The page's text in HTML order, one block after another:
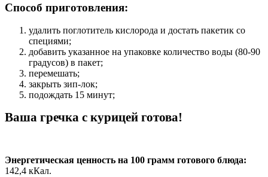
Способ приготовления:
удалить поглотитель кислорода и достать пакетик со
специями;
добавить указанное на упаковке количество воды (80-90
градусов) в пакет;
перемешать;
закрыть зип-лок;
подождать 15 минут;
Ваша гречка с курицей готова!
Энергетическая ценность на 100 грамм готового блюда:
142,4 кКал.